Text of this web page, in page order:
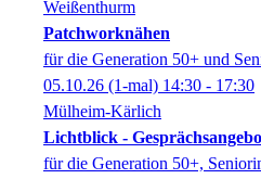
Weißenthurm
Patchworknähen
für die Generation 50+ und
05.10.26 (1-mal) 14:30 - 17:30
Mülheim-Kärlich
Lichtblick -
für die Generation 50+,